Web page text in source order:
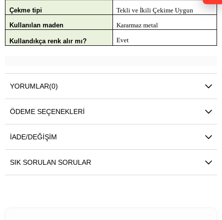
Çekme tipi
Tekli ve İkili Çekime Uygun
Kullanılan maden Kararmaz metal
Kullandıkça renk alır mı? Evet
YORUMLAR(0)
ÖDEME SEÇENEKLERI
İADE/DEĞIŞIM
SIK SORULAN SORULAR